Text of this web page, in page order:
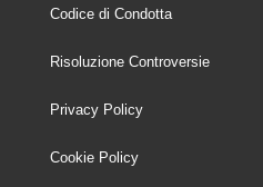
Codice di Condotta
Risoluzione Controversie
Privacy Policy
Cookie Policy